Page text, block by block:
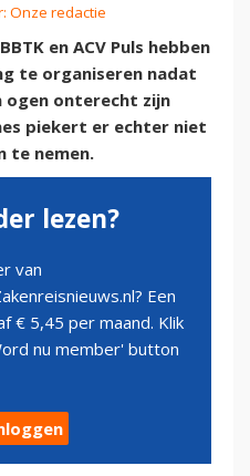
Onze redactie
en ACV Puls hebben
te organiseren nadat
ogen onterecht zijn
piekert er echter niet
te nemen.
lezen?
van
Een
€ 5,45 per maand. Klik
nu member' button